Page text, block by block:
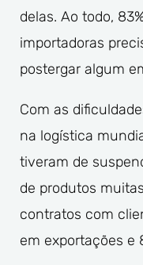
delas. Ao todo,
importadoras
postergar algum
Com as
na logística
tiveram de
de produtos
contratos com
em exportações e